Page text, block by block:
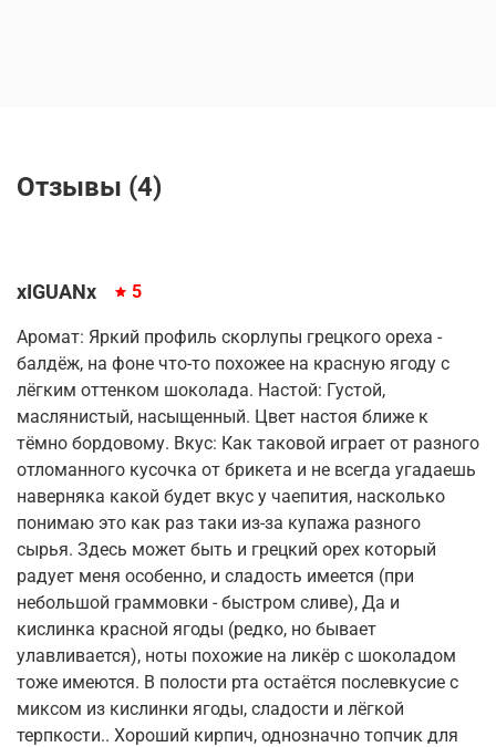
Отзывы (4)
xIGUANx 5
Аромат: Яркий профиль скорлупы грецкого ореха -
балдëж, на фоне что-то похожее на красную ягоду с
лёгким оттенком шоколада. Настой: Густой,
маслянистый, насыщенный. Цвет настоя ближе к
тëмно бордовому. Вкус: Как таковой играет от разного
отломанного кусочка от брикета и не всегда угадаешь
наверняка какой будет вкус у чаепития, насколько
понимаю это как раз таки из-за купажа разного
сырья. Здесь может быть и грецкий орех который
радует меня особенно, и сладость имеется (при
небольшой граммовки - быстром сливе), Да и
кислинка красной ягоды (редко, но бывает
улавливается), ноты похожие на ликёр с шоколадом
тоже имеются. В полости рта остаётся послевкусие с
миксом из кислинки ягоды, сладости и лёгкой
терпкости.. Хороший кирпич, однозначно топчик для